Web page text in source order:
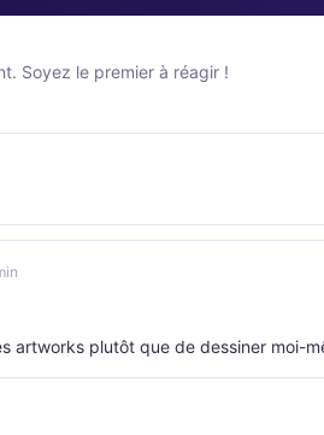
Soyez le premier à réagir !
artworks plutôt que de dessiner moi-